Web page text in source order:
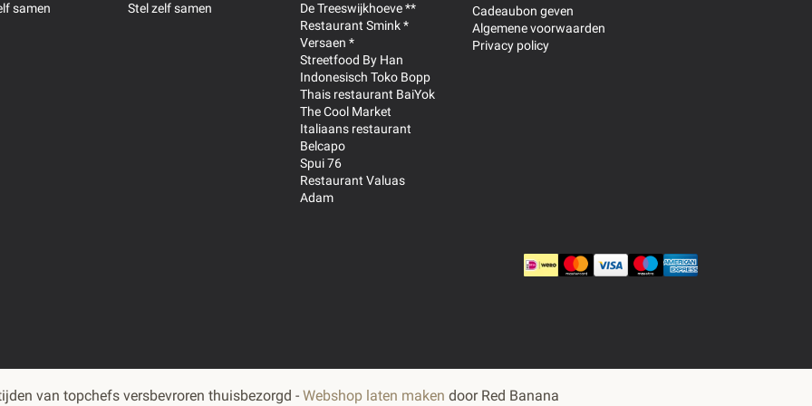
samen Stel zelf samen
De Treeswijkhoeve **
Restaurant Smink *
Versaen *
Streetfood By Han
Indonesisch Toko Bopp
Thais restaurant BaiYok
The Cool Market
Italiaans restaurant
Belcapo
Spui 76
Restaurant Valuas
Adam
Cadeaubon geven
Algemene voorwaarden
Privacy policy
van topchefs versbevroren thuisbezorgd - Webshop laten maken door Red Banana